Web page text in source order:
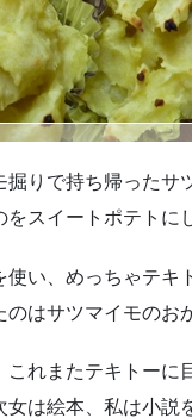
りで持ち帰ったサ
スイートポテトに
使い、めっちゃテキ
はサツマイモのお
れまたテキトーに
は絵本、私は小説